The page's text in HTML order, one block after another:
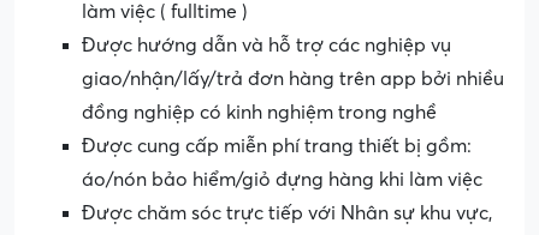
làm việc ( fulltime )
Được hướng dẫn và hỗ trợ các nghiệp vụ
giao/nhận/lấy/trả đơn hàng trên app bởi nhiều
đồng nghiệp có kinh nghiệm trong nghề
Được cung cấp miễn phí trang thiết bị gồm:
áo/nón bảo hiểm/giỏ đựng hàng khi làm việc
Được chăm sóc trực tiếp với Nhân sự khu vực,